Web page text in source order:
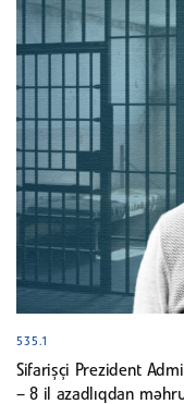
535.1
Sifarişçi Prezident
– 8 il azadlıqdan